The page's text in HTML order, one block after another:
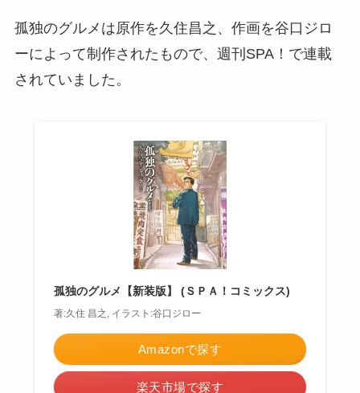
孤独のグルメは原作を久住昌之、作画を谷口ジロ
ーによって制作されたもので、週刊SPA！で連載
されていました。
孤独のグルメ【新装版】 (ＳＰＡ！コミックス)
著:久住 昌之, イラスト:谷口ジロー
Amazonで探す
楽天市場で探す